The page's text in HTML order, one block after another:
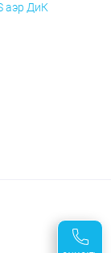
аэр ДиК